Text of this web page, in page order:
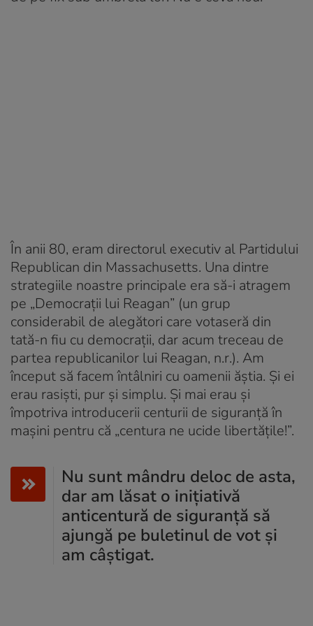
În anii 80, eram directorul executiv al Partidului
Republican din Massachusetts. Una dintre
strategiile noastre principale era să-i atragem
pe „Democrații lui Reagan” (un grup
considerabil de alegători care votaseră din
tată-n fiu cu democrații, dar acum treceau de
partea republicanilor lui Reagan, n.r.). Am
început să facem întâlniri cu oamenii ăștia. Și ei
erau rasiști, pur și simplu. Și mai erau și
împotriva introducerii centurii de siguranță în
mașini pentru că „centura ne ucide libertățile!”.
Nu sunt mândru deloc de asta,
dar am lăsat o inițiativă
anticentură de siguranță să
ajungă pe buletinul de vot și
am câștigat.